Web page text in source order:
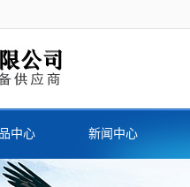
中心 新闻中心